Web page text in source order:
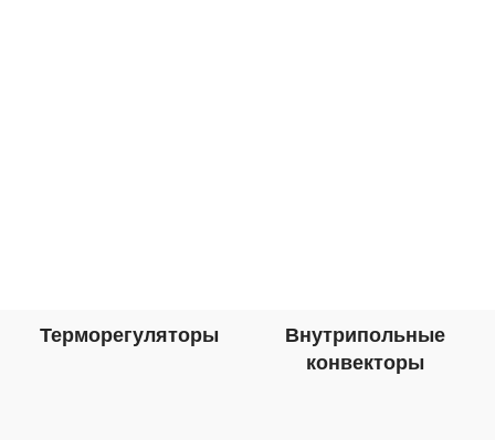
Терморегуляторы
Внутрипольные
конвекторы